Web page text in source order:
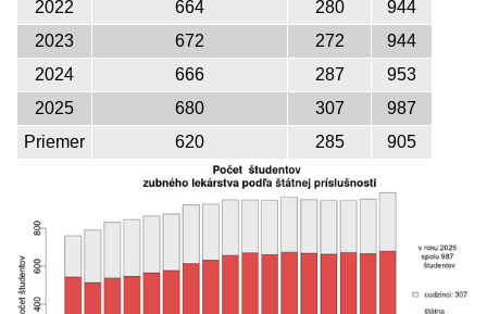
2022
664 280
944
2023
672 272
944
2024
666 287
953
2025
680 307
987
Priemer
620 285 905